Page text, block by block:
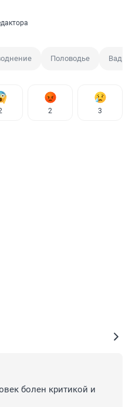
Половодье
2 3
болен критикой и